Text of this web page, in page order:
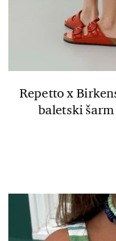
Repetto x
baletski